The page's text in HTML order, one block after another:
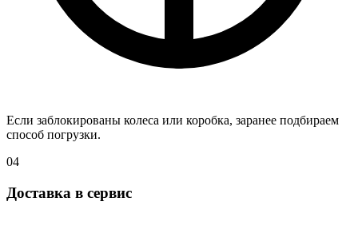
Если заблокированы колеса или коробка, заранее подбираем
способ погрузки.
04
Доставка в сервис